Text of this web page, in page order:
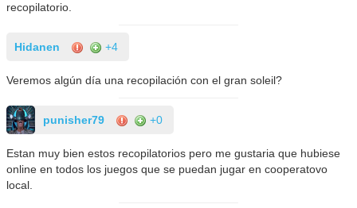
recopilatorio.
Hidanen +4
Veremos algún día una recopilación con el gran soleil?
punisher79 +0
Estan muy bien estos recopilatorios pero me gustaria que hubiese
online en todos los juegos que se puedan jugar en cooperatovo
local.